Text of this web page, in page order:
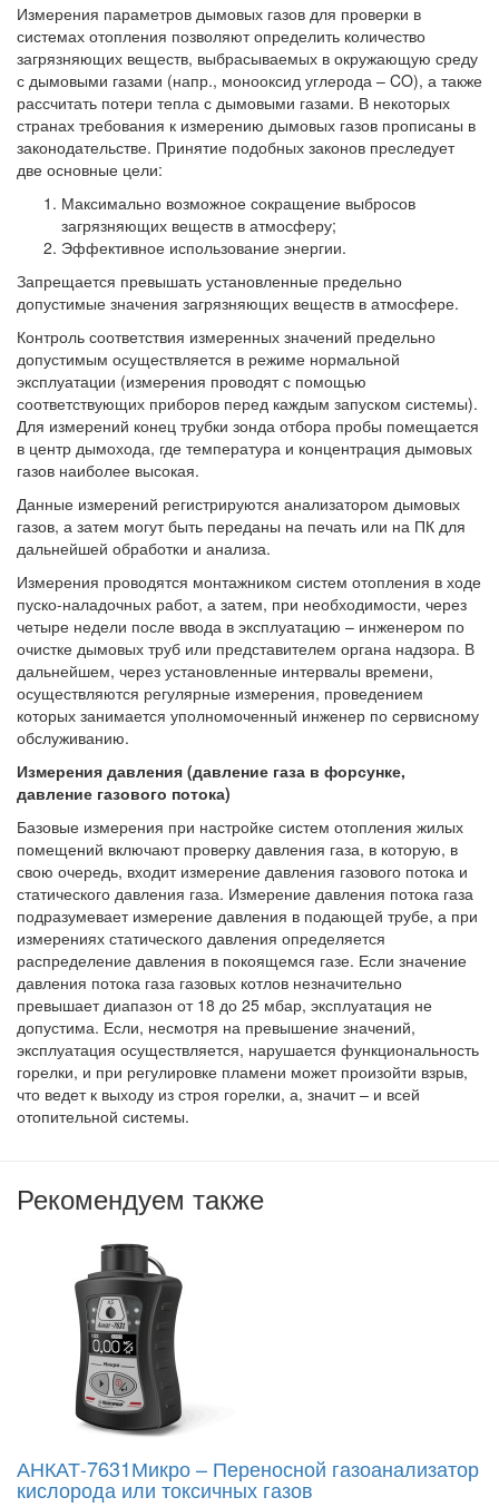
Измерения параметров дымовых газов для проверки в
системах отопления позволяют определить количество
загрязняющих веществ, выбрасываемых в окружающую среду
с дымовыми газами (напр., монооксид углерода – CO), а также
рассчитать потери тепла с дымовыми газами. В некоторых
странах требования к измерению дымовых газов прописаны в
законодательстве. Принятие подобных законов преследует
две основные цели:
Максимально возможное сокращение выбросов
загрязняющих веществ в атмосферу;
Эффективное использование энергии.
Запрещается превышать установленные предельно
допустимые значения загрязняющих веществ в атмосфере.
Контроль соответствия измеренных значений предельно
допустимым осуществляется в режиме нормальной
эксплуатации (измерения проводят с помощью
соответствующих приборов перед каждым запуском системы).
Для измерений конец трубки зонда отбора пробы помещается
в центр дымохода, где температура и концентрация дымовых
газов наиболее высокая.
Данные измерений регистрируются анализатором дымовых
газов, а затем могут быть переданы на печать или на ПК для
дальнейшей обработки и анализа.
Измерения проводятся монтажником систем отопления в ходе
пуско-наладочных работ, а затем, при необходимости, через
четыре недели после ввода в эксплуатацию – инженером по
очистке дымовых труб или представителем органа надзора. В
дальнейшем, через установленные интервалы времени,
осуществляются регулярные измерения, проведением
которых занимается уполномоченный инженер по сервисному
обслуживанию.
Измерения давления (давление газа в форсунке,
давление газового потока)
Базовые измерения при настройке систем отопления жилых
помещений включают проверку давления газа, в которую, в
свою очередь, входит измерение давления газового потока и
статического давления газа. Измерение давления потока газа
подразумевает измерение давления в подающей трубе, а при
измерениях статического давления определяется
распределение давления в покоящемся газе. Если значение
давления потока газа газовых котлов незначительно
превышает диапазон от 18 до 25 мбар, эксплуатация не
допустима. Если, несмотря на превышение значений,
эксплуатация осуществляется, нарушается функциональность
горелки, и при регулировке пламени может произойти взрыв,
что ведет к выходу из строя горелки, а, значит – и всей
отопительной системы.
Рекомендуем также
АНКАТ-7631Микро – Переносной газоанализатор
кислорода или токсичных газов